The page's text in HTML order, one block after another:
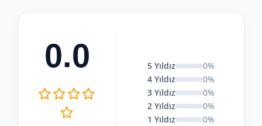
0.0 5 Yıldız
0%
4 Yıldız
0%
3 Yıldız
0%
2 Yıldız
0%
1 Yıldız
0%